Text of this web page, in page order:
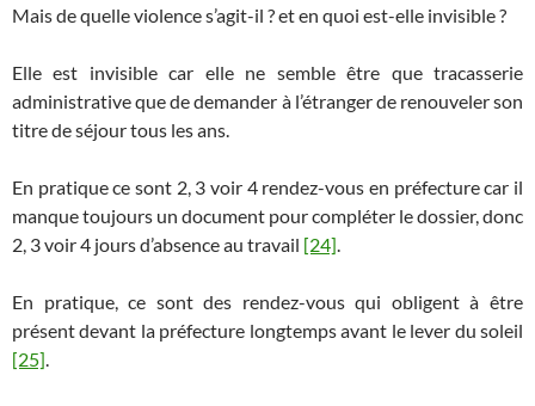
Mais de quelle violence s’agit-il ? et en quoi est-elle invisible ?
Elle est invisible car elle ne semble être que tracasserie
administrative que de demander à l’étranger de renouveler son
titre de séjour tous les ans.
En pratique ce sont 2, 3 voir 4 rendez-vous en préfecture car il
manque toujours un document pour compléter le dossier, donc
2, 3 voir 4 jours d’absence au travail [24].
En pratique, ce sont des rendez-vous qui obligent à être
présent devant la préfecture longtemps avant le lever du soleil
[25].